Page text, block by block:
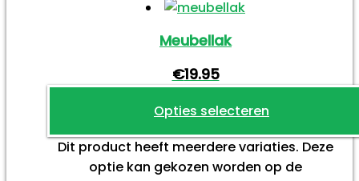
Meubellak
€19.95
Opties selecteren
Dit product heeft meerdere variaties. Deze
optie kan gekozen worden op de